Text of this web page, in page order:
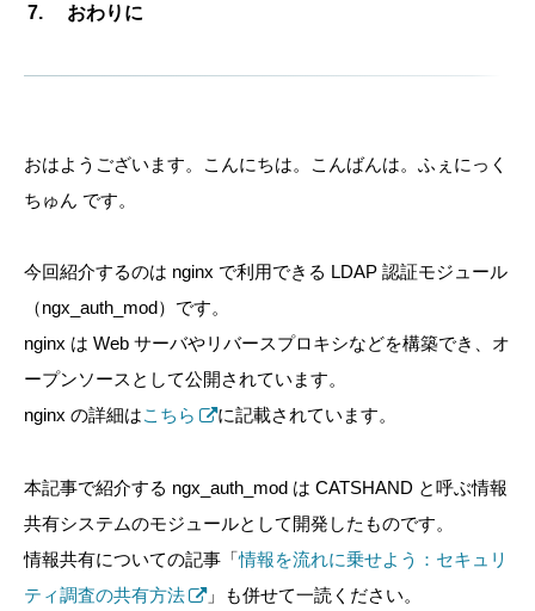
おわりに
おはようございます。こんにちは。こんばんは。ふぇにっく
ちゅん です。
今回紹介するのは nginx で利用できる LDAP 認証モジュール
（ngx_auth_mod）です。
nginx は Web サーバやリバースプロキシなどを構築でき、オ
ープンソースとして公開されています。
nginx の詳細はこちら に記載されています。
本記事で紹介する ngx_auth_mod は CATSHAND と呼ぶ情報
共有システムのモジュールとして開発したものです。
情報共有についての記事「情報を流れに乗せよう：セキュリ
ティ調査の共有方法
」も併せて一読ください。